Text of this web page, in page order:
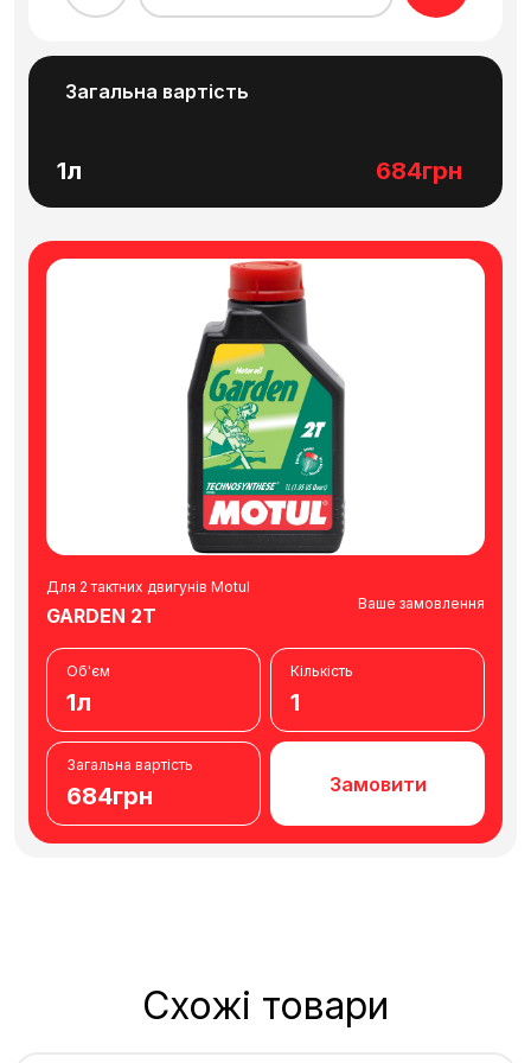
Загальна вартість
1л 684грн
Для 2 тактних двигунів Motul
GARDEN 2T
Ваше замовлення
Об'єм
1л
Кількість
1
Загальна вартість
684грн Замовити
Схожі товари